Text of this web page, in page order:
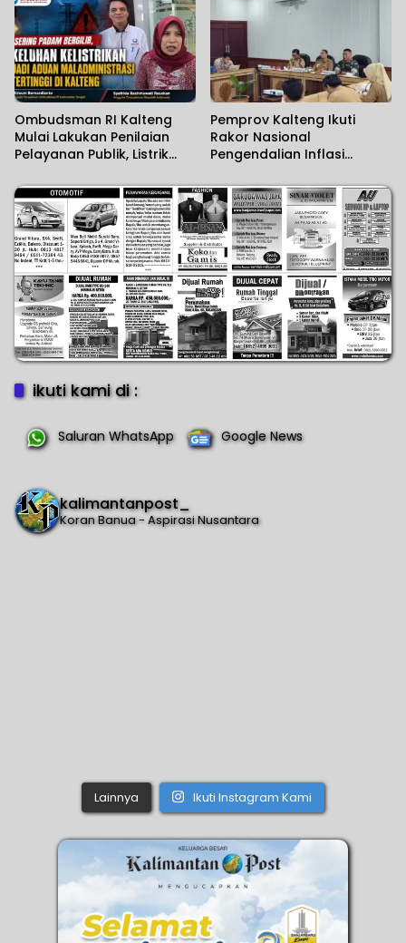
Ombudsman RI Kalteng
Mulai Lakukan Penilaian
Pelayanan Publik, Listrik
Pemprov Kalteng Ikuti
Rakor Nasional
Pengendalian Inflasi
ikuti kami di :
Saluran WhatsApp Google News
kalimantanpost_
Koran Banua - Aspirasi Nusantara
Lainnya Ikuti Instagram Kami